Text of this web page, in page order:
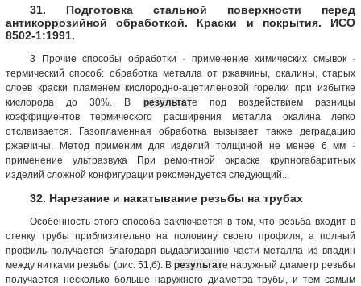
31. Подготовка стальной поверхности перед
антикоррозийной обработкой. Краски и покрытия. ИСО
8502-1:1991.
3 Прочие способы обработки · применение химических смывок ·
термический способ: обработка металла от ржавчины, окалины, старых
слоев краски пламенем кислородно-ацетиленовой горелки при избытке
кислорода до 30%. В результате под воздействием разницы
коэффициентов термического расширения металла окалина легко
отслаивается. Газопламенная обработка вызывает также деградацию
ржавчины. Метод применим для изделий толщиной не менее 6 мм ·
применение ультразвука При ремонтной окраске крупногабаритных
изделий сложной конфигурации рекомендуется следующий...
32. Нарезание и накатывание резьбы на трубах
Особенность этого способа заключается в том, что резьба входит в
стенку трубы приблизительно на половину своего профиля, а полный
профиль получается благодаря выдавливанию части металла из впадин
между нитками резьбы (рис. 51,б). В результате наружный диаметр резьбы
получается несколько больше наружного диаметра трубы, и тем самым